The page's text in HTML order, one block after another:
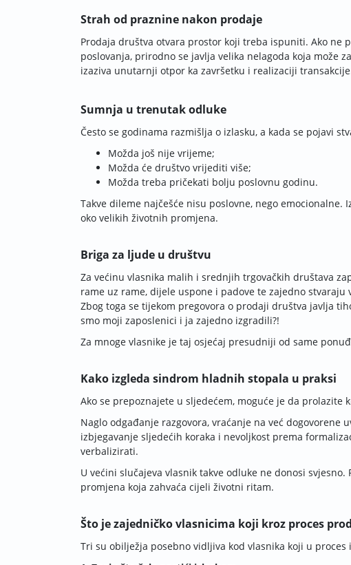
Strah od praznine nakon prodaje
Prodaja društva otvara prostor koji treba ispuniti. Ako ne
poslovanja, prirodno se javlja velika nelagoda koja može
izaziva unutarnji otpor ka završetku i realizaciji
Sumnja u trenutak odluke
Često se godinama razmišlja o izlasku, a kada se pojavi
Možda još nije vrijeme;
Možda će društvo vrijediti više;
Možda treba pričekati bolju poslovnu godinu.
Takve dileme najčešće nisu poslovne, nego
oko velikih životnih promjena.
Briga za ljude u društvu
Za većinu vlasnika malih i srednjih trgovačkih društava
rame uz rame, dijele uspone i padove te zajedno
Zbog toga se tijekom pregovora o prodaji društva javlja
smo moji zaposlenici i ja zajedno izgradili?!
Za mnoge vlasnike je taj osjećaj presudniji od same
Kako izgleda sindrom hladnih stopala u praksi
Ako se prepoznajete u sljedećem, moguće je da prolazite
Naglo odgađanje razgovora, vraćanje na već
izbjegavanje sljedećih koraka i nevoljkost prema
verbalizirati.
U većini slučajeva vlasnik takve odluke ne donosi
promjena koja zahvaća cijeli životni ritam.
Što je zajedničko vlasnicima koji kroz proces
Tri su obilježja posebno vidljiva kod vlasnika koji u